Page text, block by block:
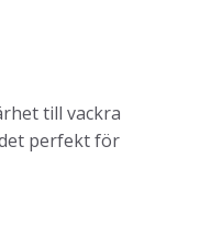
till vackra
perfekt för